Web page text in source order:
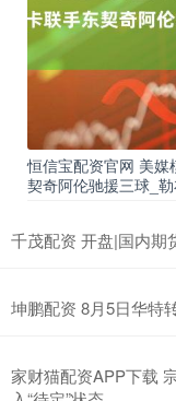
恒信宝配资官网 美
契奇阿伦驰援三球_
千茂配资 开盘|国内期
坤鹏配资 8月5日华特
家财猫配资APP下载